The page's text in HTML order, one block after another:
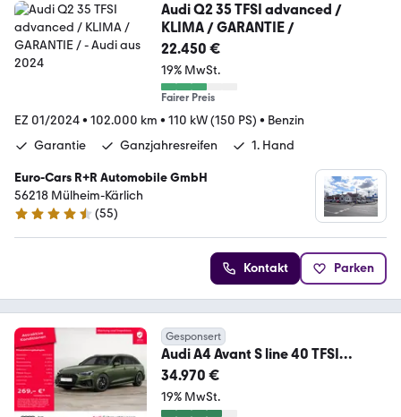
Audi Q2 35 TFSI advanced /
KLIMA / GARANTIE /
22.450 €
19% MwSt.
Fairer Preis
EZ 01/2024• 102.000 km • 110 kW (150 PS) • Benzin
Garantie
Ganzjahresreifen 1. Hand
Euro-Cars R+R Automobile GmbH
56218 Mülheim-Kärlich
4.7 Sterne
(55)
Kontakt Parken
Gesponsert
Audi A4 Avant S line 40 TFSI
quattro MATRIX NAVI AHK
34.970 €
19% MwSt.